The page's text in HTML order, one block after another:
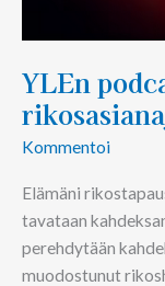
YLEn
Kommentoi
Elämäni
tavataan
perehdytään
muodostunut